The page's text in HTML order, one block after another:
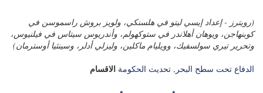
(رويترز - إعداد إيسي ليتو في هلسنكي، ولويز بروش راسموسن في
كوبنهاجن، ويوهان أهلاندر في ستوكهولم، وأندريوس سيتاس في فيلنيوس،
وتحرير تيري سولسفيك، وويليام ماكلين، وليزلي أدلر، وسينثيا أوسترمان)
الدفاع تحت سطح البحر , تحديث الحكومة الاقسام